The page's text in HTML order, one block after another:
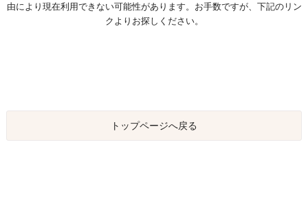
由により現在利用できない可能性があります。お手数ですが、下記のリン
クよりお探しください。
トップページへ戻る